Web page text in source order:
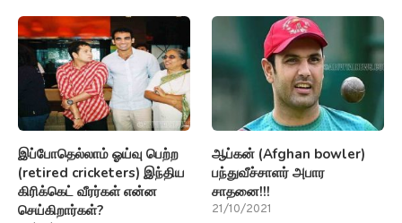
இப்போதெல்லாம் ஓய்வு பெற்ற
(retired cricketers) இந்திய
கிரிக்கெட் வீரர்கள் என்ன
செய்கிறார்கள்?
ஆப்கன் (Afghan bowler)
பந்துவீச்சாளர் அபார
சாதனை!!!
21/10/2021